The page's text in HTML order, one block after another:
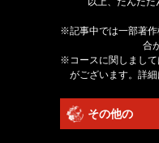
※記事中では一部著
合
※コースに関しまし
がございます。詳細
その他の